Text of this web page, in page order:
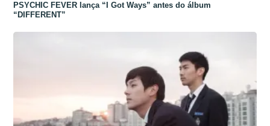
PSYCHIC FEVER lança “I Got Ways” antes do álbum
“DIFFERENT”